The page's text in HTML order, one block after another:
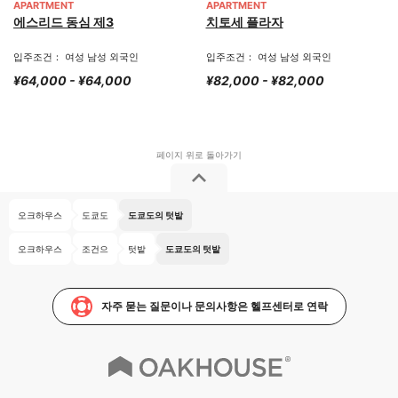
APARTMENT
에스리드 동심 제3
입주조건： 여성 남성 외국인
¥64,000 - ¥64,000
APARTMENT
치토세 플라자
입주조건： 여성 남성 외국인
¥82,000 - ¥82,000
오크하우스 도쿄도 도쿄도의 텃밭
오크하우스 조건으 텃밭 도쿄도의 텃밭
자주 묻는 질문이나 문의사항은 헬프센터로 연락